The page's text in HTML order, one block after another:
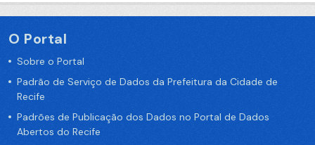
O Portal
Sobre o Portal
Padrão de Serviço de Dados da Prefeitura da Cidade de
Recife
Padrões de Publicação dos Dados no Portal de Dados
Abertos do Recife